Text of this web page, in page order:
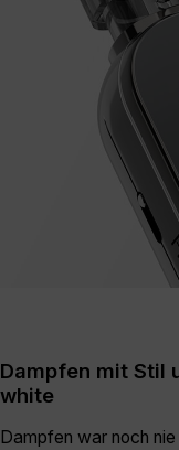
Dampfen mit Stil
white
Dampfen war noch